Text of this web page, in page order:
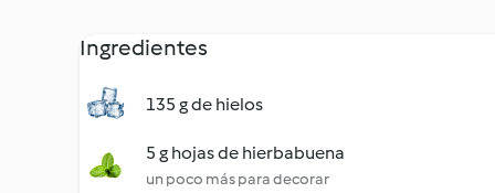
Ingredientes
135 g de hielos
5 g hojas de hierbabuena
un poco más para decorar